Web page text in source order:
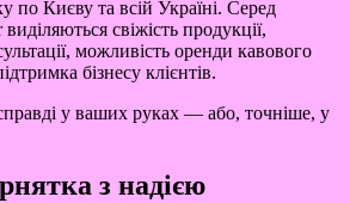
по Києву та всій Україні. Серед
свіжість продукції,
можливість оренди кавового
бізнесу клієнтів.
у ваших руках — або, точніше, у
з надією